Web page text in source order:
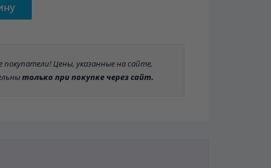
покупатели! Цены, указанные на сайте,
только при покупке через сайт.